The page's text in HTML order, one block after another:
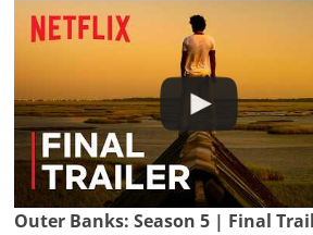
Outer Banks: Season 5 | Final